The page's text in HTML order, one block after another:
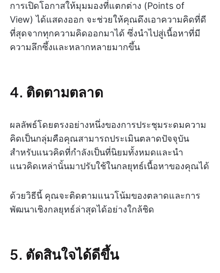
การเปิดโอกาสให้มุมมองที่แตกต่าง (Points of
View) ได้แสดงออก จะช่วยให้คุณดึงเอาความคิดที่ดี
ที่สุดจากทุกความคิดออกมาได้ ซึ่งนำไปสู่เนื้อหาที่มี
ความลึกซึ้งและหลากหลายมากขึ้น
4. ติดตามตลาด
ผลลัพธ์โดยตรงอย่างหนึ่งของการประชุมระดมความ
คิดเป็นกลุ่มคือคุณสามารถประเมินตลาดปัจจุบัน
สำหรับแนวคิดที่กำลังเป็นที่นิยมทั้งหมดและนำ
แนวคิดเหล่านั้นมาปรับใช้ในกลยุทธ์เนื้อหาของคุณได้
ด้วยวิธีนี้ คุณจะติดตามแนวโน้มของตลาดและการ
พัฒนาเชิงกลยุทธ์ล่าสุดได้อย่างใกล้ชิด
5. ตัดสินใจได้ดีขึ้น